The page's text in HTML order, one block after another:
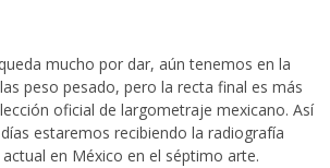
mucho por dar, aún tenemos en la
peso pesado, pero la recta final es más
oficial de largometraje mexicano. Así
estaremos recibiendo la radiografía
en México en el séptimo arte.